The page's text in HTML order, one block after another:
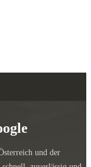
und der